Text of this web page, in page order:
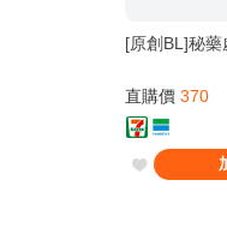
[原創BL]秘藥
直購價 370